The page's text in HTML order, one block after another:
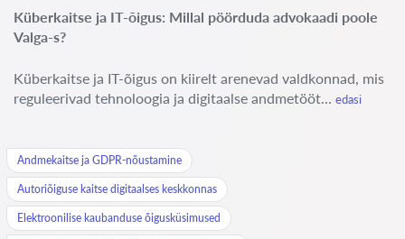
Küberkaitse ja IT-õigus: Millal pöörduda advokaadi poole
Valga-s?
Küberkaitse ja IT-õigus on kiirelt arenevad valdkonnad, mis
reguleerivad tehnoloogia ja digitaalse andmetööt... edasi
Andmekaitse ja GDPR-nõustamine
Autoriõiguse kaitse digitaalses keskkonnas
Elektroonilise kaubanduse õigusküsimused